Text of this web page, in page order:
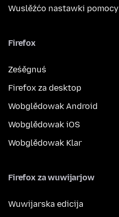
Wuslěźćo nastawki pomocy
Firefox
Ześěgnuś
Firefox za desktop
Wobglědowak Android
Wobglědowak iOS
Wobglědowak Klar
Firefox za wuwijarjow
Wuwijarska edicija